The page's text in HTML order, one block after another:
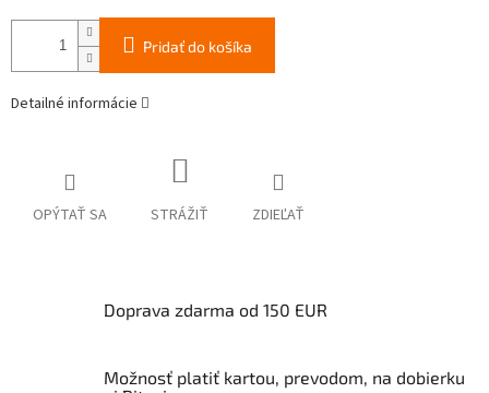
Pridať do košíka
Detailné informácie
OPÝTAŤ SA STRÁŽIŤ ZDIEĽAŤ
Doprava zdarma od 150 EUR
Možnosť platiť kartou, prevodom, na dobierku